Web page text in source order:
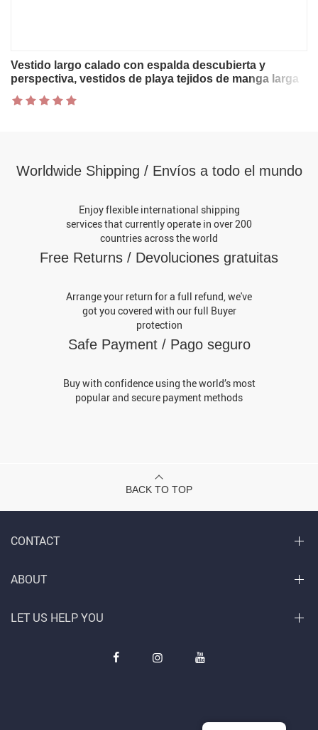
Vestido largo calado con espalda descubierta y
perspectiva, vestidos de playa tejidos de manga larga
redondo para verano
Worldwide Shipping / Envíos a todo el mundo
Enjoy flexible international shipping
services that currently operate in over 200
countries across the world
Free Returns / Devoluciones gratuitas
Arrange your return for a full refund, we've
got you covered with our full Buyer
protection
Safe Payment / Pago seguro
Buy with confidence using the world’s most
popular and secure payment methods
BACK TO TOP
CONTACT
ABOUT
LET US HELP YOU